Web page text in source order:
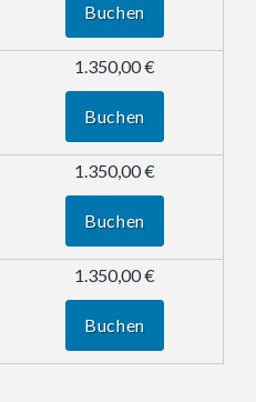
Buchen
1.350,00 €
Buchen
1.350,00 €
Buchen
1.350,00 €
Buchen